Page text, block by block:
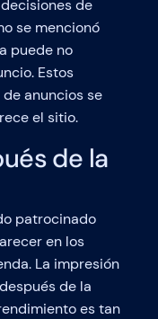
de
se mencionó
puede no
Estos
anuncios se
el sitio.
de la
patrocinado
en los
La impresión
de la
es tan